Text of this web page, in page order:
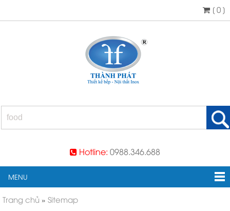
[ 0 ]
Hotline: 0988.346.688
MENU
Trang chủ » Sitemap